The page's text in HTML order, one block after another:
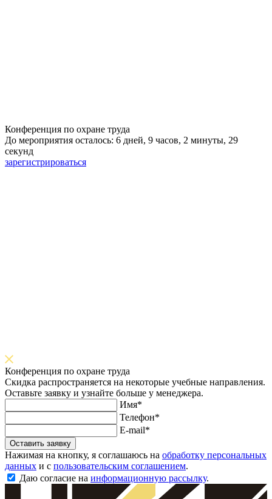
Конференция по охране труда
До мероприятия осталось: 6 дней, 9 часов, 2 минуты, 29
секунд
зарегистрироваться
Конференция по охране труда
Скидка распространяется на некоторые учебные направления.
Оставьте заявку и узнайте больше у менеджера.
Имя*
Телефон*
E-mail*
Оставить заявку
Нажимая на кнопку, я соглашаюсь на обработку персональных
данных и с пользовательским соглашением.
Даю согласие на информационную рассылку.